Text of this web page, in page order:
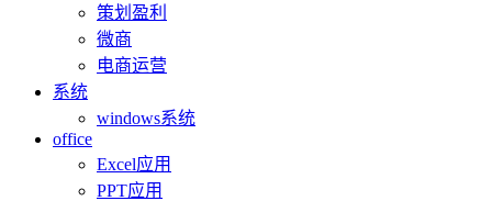
策划盈利
微商
电商运营
系统
windows系统
office
Excel应用
PPT应用